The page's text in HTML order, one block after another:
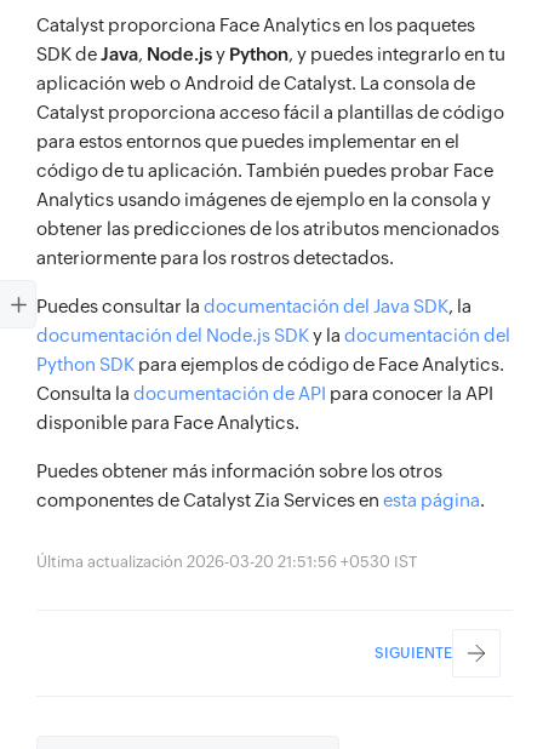
Catalyst proporciona Face Analytics en los paquetes
SDK deJava, Node.jsy Python, y puedes integrarlo en tu
aplicación web o Android de Catalyst. La consola de
Catalyst proporciona acceso fácil a plantillas de código
para estos entornos que puedes implementar en el
código de tu aplicación. También puedes probar Face
Analytics usando imágenes de ejemplo en la consola y
obtener las predicciones de los atributos mencionados
anteriormente para los rostros detectados.
Puedes consultar la documentación del Java SDK, la
documentación del Node.js SDKy la documentación del
Python SDK para ejemplos de código de Face Analytics.
Consulta la documentación de API para conocer la API
disponible para Face Analytics.
Puedes obtener más información sobre los otros
componentes de Catalyst Zia Services en esta página.
Última actualización 2026-03-20 21:51:56 +0530 IST
SIGUIENTE